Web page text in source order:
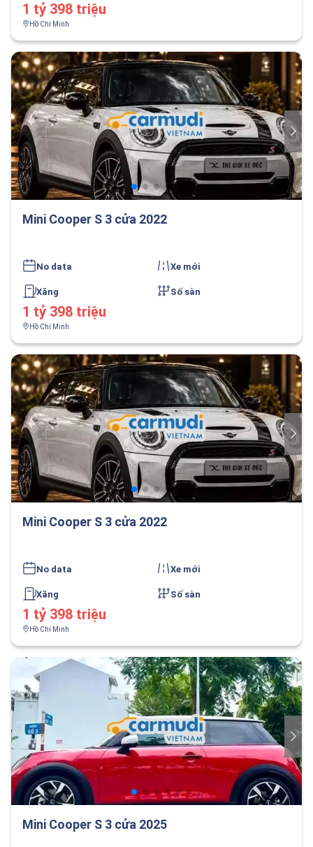
1 tỷ 398 triệu
Hồ Chí Minh
Mini Cooper S 3 cửa 2022
No data Xe mới
Xăng Số sàn
1 tỷ 398 triệu
Hồ Chí Minh
Mini Cooper S 3 cửa 2022
No data Xe mới
Xăng Số sàn
1 tỷ 398 triệu
Hồ Chí Minh
Mini Cooper S 3 cửa 2025